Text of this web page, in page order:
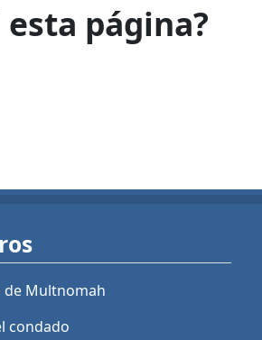
página?
de Multnomah
condado